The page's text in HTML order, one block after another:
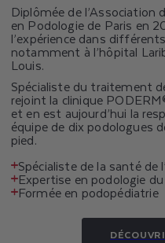
Diplômée de l’Association
en Podologie de Paris en
l’expérience dans
notamment à l’hôpital
Louis.
Spécialiste du traitement
rejoint la clinique
et en est aujourd’hui la
équipe de dix podologues
pied.
Spécialiste de la santé de
Expertise en podologie
Formée en podopédiatrie